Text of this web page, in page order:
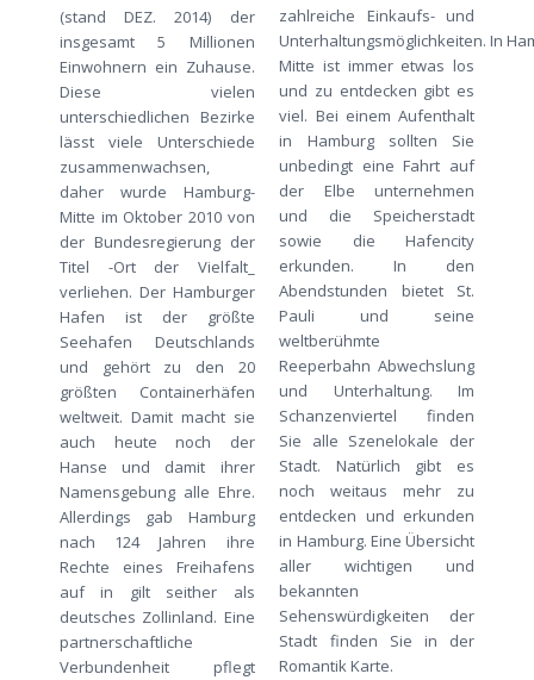
(stand DEZ. 2014) der
insgesamt 5 Millionen
Einwohnern ein Zuhause.
Diese vielen
unterschiedlichen Bezirke
lässt viele Unterschiede
zusammenwachsen,
daher wurde Hamburg-
Mitte im Oktober 2010 von
der Bundesregierung der
Titel -Ort der Vielfalt_
verliehen. Der Hamburger
Hafen ist der größte
Seehafen Deutschlands
und gehört zu den 20
größten Containerhäfen
weltweit. Damit macht sie
auch heute noch der
Hanse und damit ihrer
Namensgebung alle Ehre.
Allerdings gab Hamburg
nach 124 Jahren ihre
Rechte eines Freihafens
auf in gilt seither als
deutsches Zollinland. Eine
partnerschaftliche
Verbundenheit pflegt
zahlreiche Einkaufs- und
Unterhaltungsmöglichkeiten. In
Mitte ist immer etwas los
und zu entdecken gibt es
viel. Bei einem Aufenthalt
in Hamburg sollten Sie
unbedingt eine Fahrt auf
der Elbe unternehmen
und die Speicherstadt
sowie die Hafencity
erkunden. In den
Abendstunden bietet St.
Pauli und seine
weltberühmte
Reeperbahn Abwechslung
und Unterhaltung. Im
Schanzenviertel finden
Sie alle Szenelokale der
Stadt. Natürlich gibt es
noch weitaus mehr zu
entdecken und erkunden
in Hamburg. Eine Übersicht
aller wichtigen und
bekannten
Sehenswürdigkeiten der
Stadt finden Sie in der
Romantik Karte.